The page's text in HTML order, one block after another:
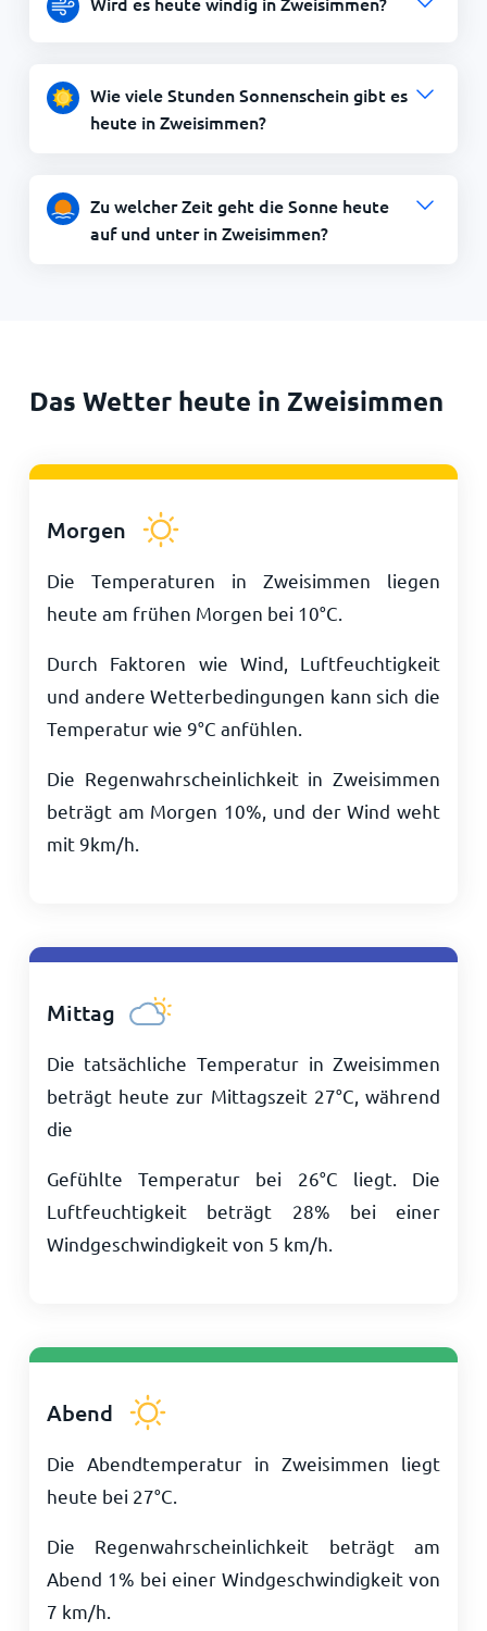
Wie viele Stunden Sonnenschein gibt es
heute in Zweisimmen?
Zu welcher Zeit geht die Sonne heute
auf und unter in Zweisimmen?
Das Wetter heute in Zweisimmen
Morgen
Die Temperaturen in Zweisimmen liegen
heute am frühen Morgen bei 10°C
Durch Faktoren wie Wind, Luftfeuchtigkeit
und andere Wetterbedingungen kann sich die
Temperatur wie 9°C anfühlen.
Die Regenwahrscheinlichkeit in Zweisimmen
beträgt am Morgen 10%, und der Wind weht
mit 9km/h
Mittag
Die tatsächliche Temperatur in Zweisimmen
beträgt heute zur Mittagszeit 27°C , während
die
Gefühlte Temperatur bei 26°C liegt. Die
Luftfeuchtigkeit beträgt 28% bei einer
Windgeschwindigkeit von 5 km/h
Abend
Die Abendtemperatur in Zweisimmen liegt
heute bei 27°C
Die Regenwahrscheinlichkeit beträgt am
Abend 1% bei einer Windgeschwindigkeit von
7 km/h